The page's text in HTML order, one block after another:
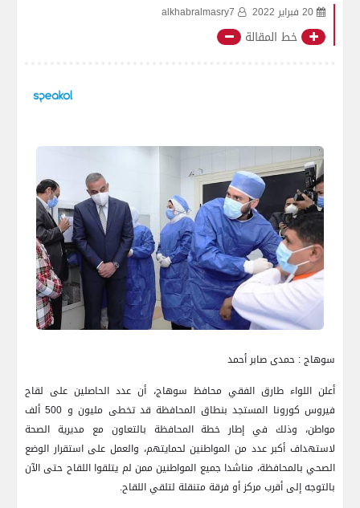
20 فبراير 2022 alkhabralmasry7
خط المقالة
سوهاج : حمدى صابر أحمد
أعلن اللواء طارق الفقي محافظ سوهاج، أن عدد الحاصلين على لقاح
فيروس كورونا المستجد بنطاق المحافظة قد تخطى مليون و 500 ألف
مواطن، وذلك في إطار خطة المحافظة بالتعاون مع مديرية الصحة
لاستهداف أكبر عدد من المواطنين لحمايتهم، والعمل على استقرار الوضع
الصحي بالمحافظة، مناشدا جميع المواطنين ممن لم يتلقوا اللقاح حتى الآن
بالتوجه إلى أقرب مركز أو فرقة متنقلة لتلقي اللقاح.